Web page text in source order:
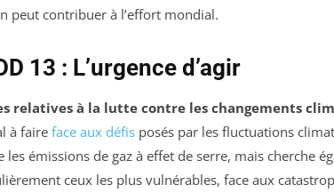
peut contribuer à l’effort mondial.
13 : L’urgence d’agir
relatives à la lutte contre les changements
à faireface aux défis posés par les fluctuations
émissions de gaz à effet de serre, mais cherche
ceux les plus vulnérables, face aux